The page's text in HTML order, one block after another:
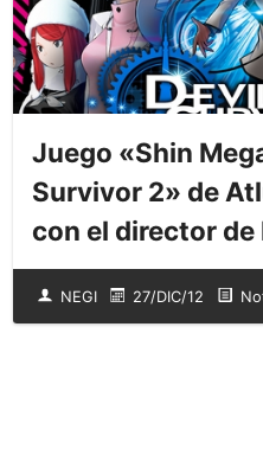
Juego «Shin
Survivor 2» de
con el director de
NEGI 27/DIC/12